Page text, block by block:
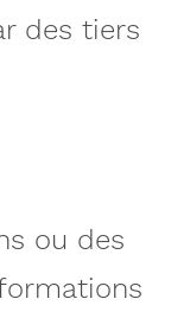
des tiers
ou des